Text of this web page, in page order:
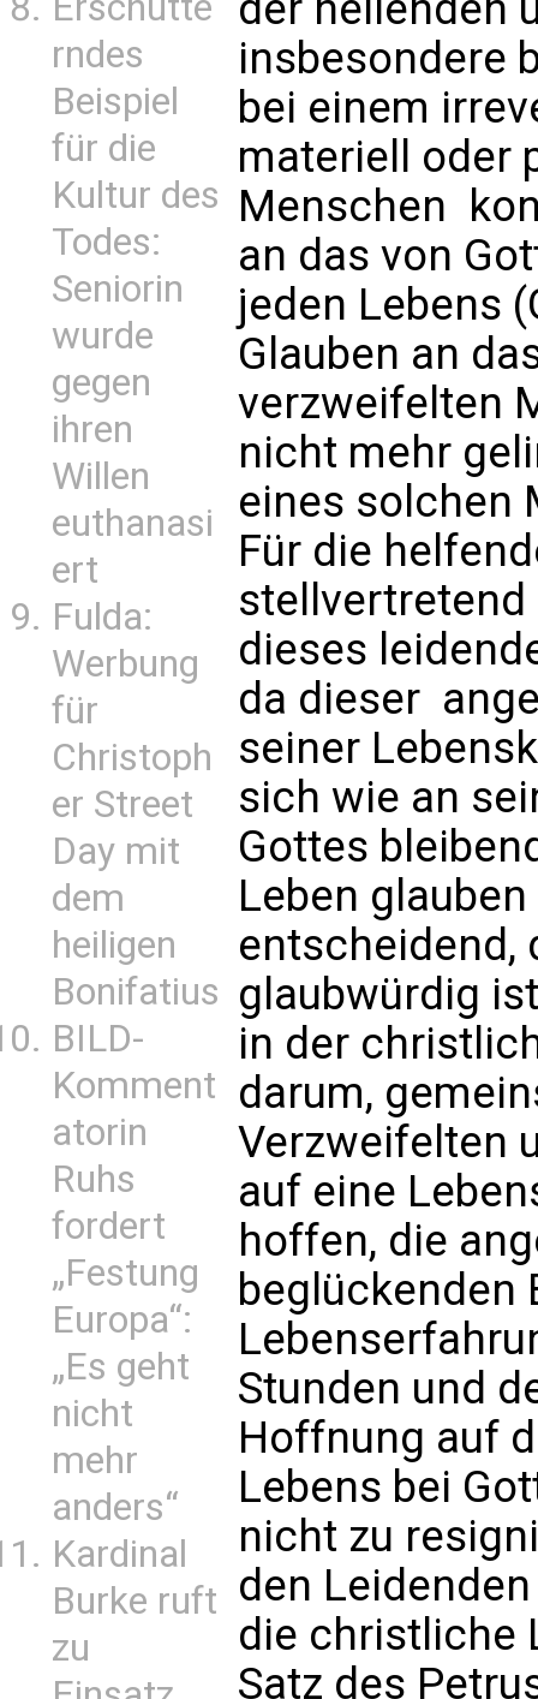
rndes
Beispiel
für die
Kultur des
Todes:
Seniorin
wurde
gegen
ihren
Willen
euthanasi
ert
Fulda:
Werbung
für
Christoph
er Street
Day mit
dem
heiligen
Bonifatius
BILD-
Komment
atorin
Ruhs
fordert
„Festung
Europa“:
„Es geht
nicht
mehr
anders“
Kardinal
Burke ruft
zu
insbesondere
bei einem
materiell oder
Menschen 
an das von
jeden Lebens
Glauben an
verzweifelten
nicht mehr
eines solchen
Für die
stellvertretend
dieses
da dieser 
seiner
sich wie an
Gottes
Leben
entscheidend,
glaubwürdig
in der
darum,
Verzweifelten
auf eine
hoffen, die
beglückenden
Stunden und
Hoffnung auf
Lebens bei
nicht zu
den
die christliche
Satz des